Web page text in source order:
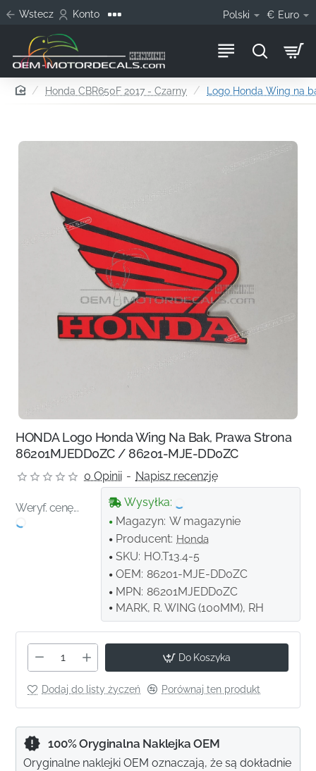
Wstecz Konto Polski € Euro
homeHonda CBR650F 2017 - Czarny Logo Honda Wing na
HONDA Logo Honda Wing Na Bak, Prawa Strona
86201MJEDD0ZC / 86201-MJE-DD0ZC
0 Opinii - Napisz recenzję
Weryf. cenę...
Wysyłka:
Magazyn: W magazynie
Producent: Honda
SKU: HO.T13.4-5
OEM: 86201-MJE-DD0ZC
MPN: 86201MJEDD0ZC
MARK, R. WING (100MM), RH
Do Koszyka
Dodaj do listy życzeń Porównaj ten produkt
100% Oryginalna Naklejka OEM
Oryginalne naklejki OEM oznaczają, że są dokładnie